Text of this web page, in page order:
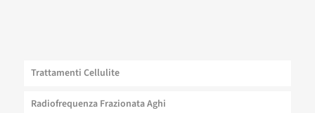
Trattamenti Cellulite
Radiofrequenza Frazionata Aghi